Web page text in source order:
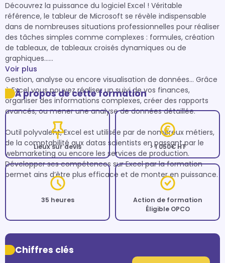
Découvrez la puissance du logiciel Excel ! Véritable
référence, le tableur de Microsoft se révèle indispensable
dans de nombreuses situations professionnelles pour réaliser
des tâches simples comme complexes : formules, création
de tableaux, de tableaux croisés dynamiques ou de
graphiques…
Gestion, analyse ou encore visualisation de données… Grâce
à Excel vous pouvez réaliser un suivi de vos finances,
organiser des informations complexes, créer des rapports
avancés, ou mener une analyse de données détaillée.
Outil polyvalent, Excel est utilisée par de nombreux métiers,
de la comptabilité aux datas scientists en passant par le
webmarketing ou encore les services de production.
Développer ses compétences sur Excel par la formation
permet ains d’être plus efficace et de monter en puissance.
Voir plus
À propos de cette formation
Lieux sur devis > 1 050€ HT
35 heures
Action de formation
Éligible OPCO
Chiffres clés